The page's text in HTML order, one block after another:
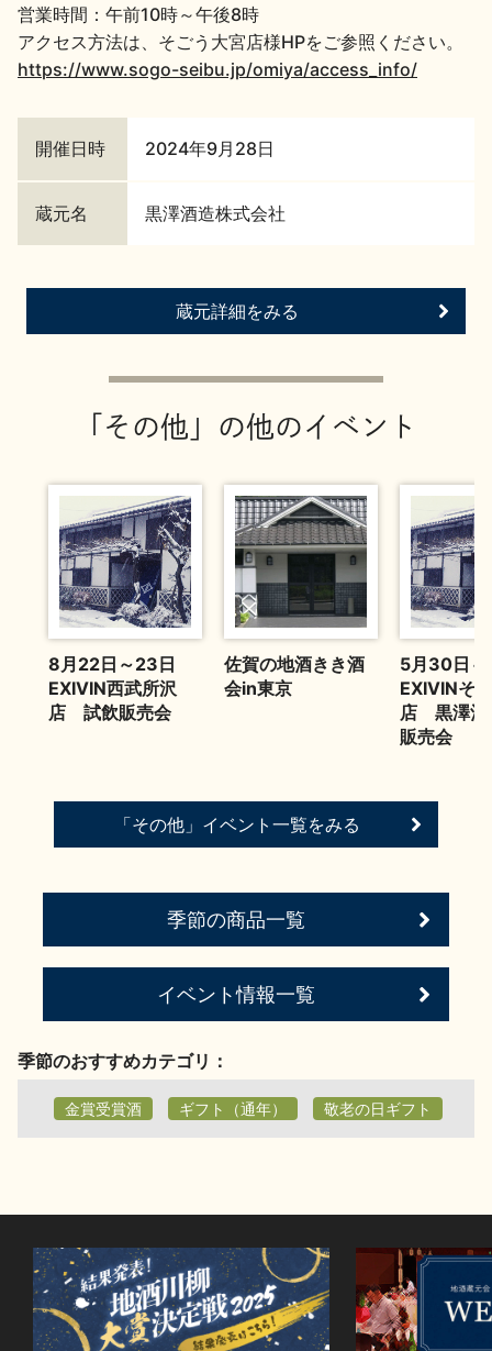
日本酒の楽しみ方特集
地酒・イベント情報
季節の商品 イベント情報
地酒蔵元会WEB展示会 地酒蔵元会利酒会
地酒蔵元会とは
お問い合わせ
営業時間：午前10時～午後8時
アクセス方法は、そごう大宮店様HPをご参照ください。
https://www.sogo-seibu.jp/omiya/access_info/
開催日時 2024年9月28日
蔵元名 黒澤酒造株式会社
蔵元詳細をみる
「その他」の他のイベント
8月22日～23日
EXIVIN西武所沢
店 試飲販売会
佐賀の地酒きき酒
会in東京
5月30日
EXIVINそ
店 黒澤酒
販売会
「その他」イベント一覧をみる
季節の商品一覧
イベント情報一覧
季節のおすすめカテゴリ：
金賞受賞酒 ギフト（通年） 敬老の日ギフト